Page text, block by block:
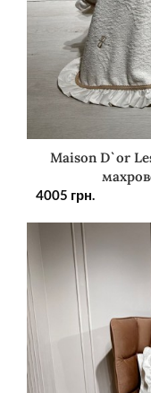
Maison D`or
4005 грн.